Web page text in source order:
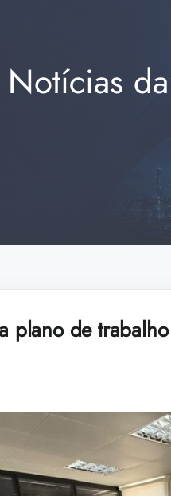
Notícias
plano de